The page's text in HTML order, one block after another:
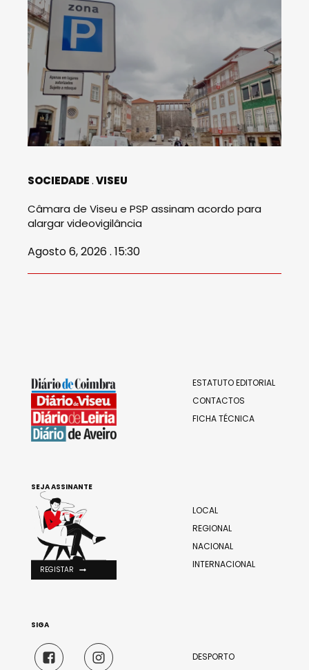
SOCIEDADE VISEU
Câmara de Viseu e PSP assinam acordo para
alargar videovigilância
Agosto 6, 2026 . 15:30
ESTATUTO EDITORIAL
CONTACTOS
FICHA TÉCNICA
LOCAL
REGIONAL
NACIONAL
INTERNACIONAL
DESPORTO
SEJA ASSINANTE
REGISTAR
SIGA